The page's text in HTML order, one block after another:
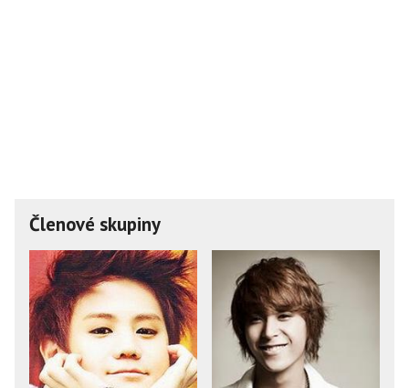
Členové skupiny